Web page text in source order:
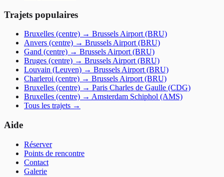
Trajets populaires
Bruxelles (centre) → Brussels Airport (BRU)
Anvers (centre) → Brussels Airport (BRU)
Gand (centre) → Brussels Airport (BRU)
Bruges (centre) → Brussels Airport (BRU)
Louvain (Leuven) → Brussels Airport (BRU)
Charleroi (centre) → Brussels Airport (BRU)
Bruxelles (centre) → Paris Charles de Gaulle (CDG)
Bruxelles (centre) → Amsterdam Schiphol (AMS)
Tous les trajets →
Aide
Réserver
Points de rencontre
Contact
Galerie